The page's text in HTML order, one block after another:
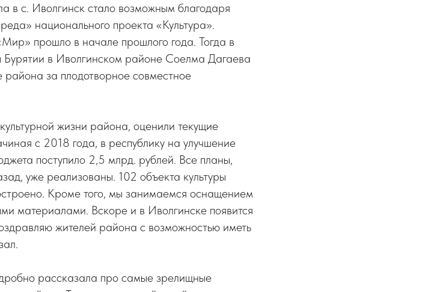
в с. Иволгинск стало возможным благодаря
национального проекта «Культура».
прошло в начале прошлого года. Тогда в
в Иволгинском районе Соелма Дагаева
района за плодотворное совместное
жизни района, оценили текущие
с 2018 года, в республику на улучшение
поступило 2,5 млрд. рублей. Все планы,
уже реализованы. 102 объекта культуры
Кроме того, мы занимаемся оснащением
материалами. Вскоре и в Иволгинске появится
жителей района с возможностью иметь
рассказала про самые зрелищные